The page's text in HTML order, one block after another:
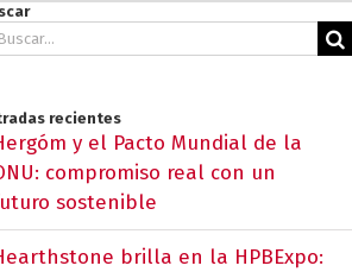
recientes
y el Pacto Mundial de la
compromiso real con un
sostenible
brilla en la HPBExpo: